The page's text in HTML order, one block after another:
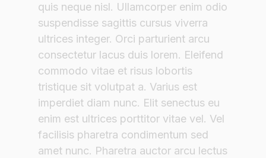
quis neque nisl. Ullamcorper enim odio
suspendisse sagittis cursus viverra
ultrices integer. Orci parturient arcu
consectetur lacus duis lorem. Eleifend
commodo vitae et risus lobortis
tristique sit volutpat a. Varius est
imperdiet diam nunc. Elit senectus eu
enim est ultrices porttitor vitae vel. Vel
facilisis pharetra condimentum sed
amet nunc. Pharetra auctor arcu lectus